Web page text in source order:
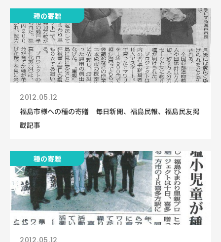
種の寄贈
2012.05.12
福島市様への種の寄贈 毎日新聞、福島民報、福島民友掲
載記事
種の寄贈
2012.05.12